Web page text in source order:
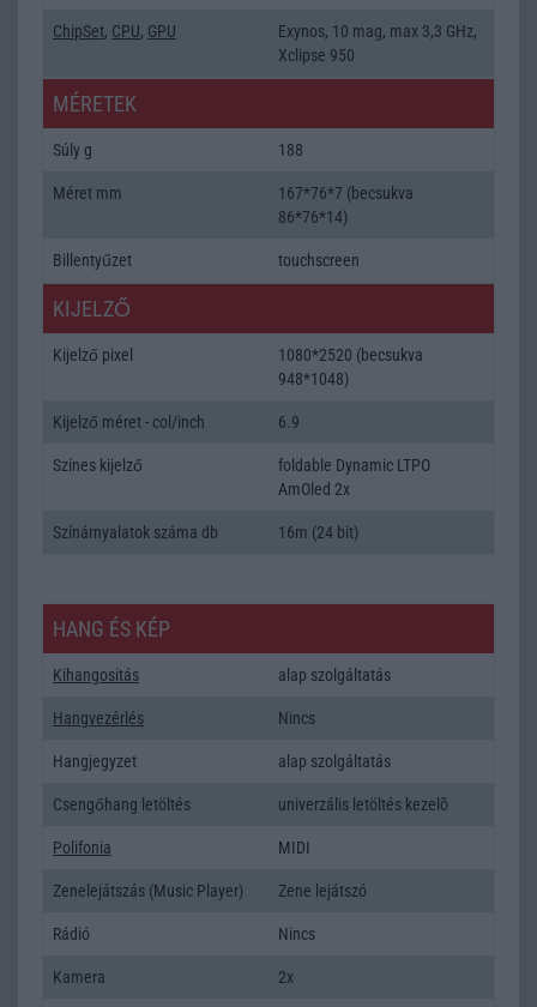
ChipSet, CPU, GPU
Exynos, 10 mag, max 3,3 GHz,
Xclipse 950
MÉRETEK
Súly g 188
Méret mm
167*76*7 (becsukva
86*76*14)
Billentyűzet touchscreen
KIJELZŐ
Kijelző pixel
1080*2520 (becsukva
948*1048)
Kijelző méret - col/inch 6.9
Színes kijelző
foldable Dynamic LTPO
AmOled 2x
Színárnyalatok száma db 16m (24 bit)
HANG ÉS KÉP
Kihangositás alap szolgáltatás
Hangvezérlés Nincs
Hangjegyzet alap szolgáltatás
Csengőhang letöltés univerzális letöltés kezelõ
Polifonia MIDI
Zenelejátszás (Music Player) Zene lejátszó
Rádió Nincs
Kamera 2x